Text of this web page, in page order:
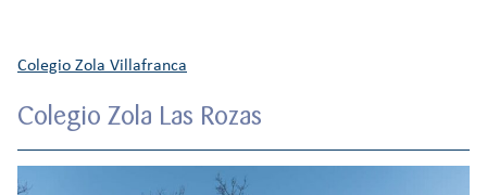
Colegio Zola Villafranca
Colegio Zola Las Rozas